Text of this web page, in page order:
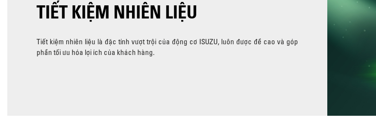
TIẾT KIỆM NHIÊN LIỆU
Tiết kiệm nhiên liệu là đặc tính vượt trội của động cơ ISUZU, luôn được đề cao và góp
phần tối ưu hóa lợi ích của khách hàng.